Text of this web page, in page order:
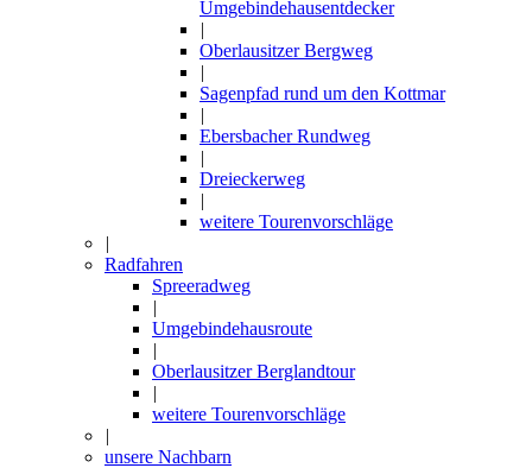
Umgebindehausentdecker
|
Oberlausitzer Bergweg
|
Sagenpfad rund um den Kottmar
|
Ebersbacher Rundweg
|
Dreieckerweg
|
weitere Tourenvorschläge
|
Radfahren
Spreeradweg
|
Umgebindehausroute
|
Oberlausitzer Berglandtour
|
weitere Tourenvorschläge
|
unsere Nachbarn